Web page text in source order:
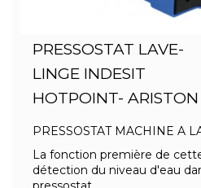
PRESSOSTAT LAVE-
LINGE INDESIT
HOTPOINT- ARISTON
PRESSOSTAT MACHINE A
La fonction première de
détection du niveau d'eau